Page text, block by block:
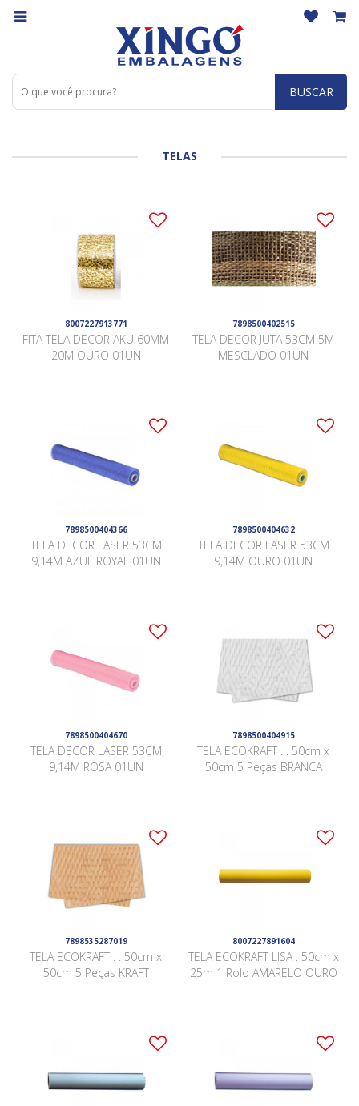
BUSCAR
TELAS
8007227913771
FITA TELA DECOR AKU 60MM
20M OURO 01UN
7898500402515
TELA DECOR JUTA 53CM 5M
MESCLADO 01UN
7898500404366
TELA DECOR LASER 53CM
9,14M AZUL ROYAL 01UN
7898500404632
TELA DECOR LASER 53CM
9,14M OURO 01UN
7898500404670
TELA DECOR LASER 53CM
9,14M ROSA 01UN
7898500404915
TELA ECOKRAFT . . 50cm x
50cm 5 Peças BRANCA
7898535287019
TELA ECOKRAFT . . 50cm x
50cm 5 Peças KRAFT
8007227891604
TELA ECOKRAFT LISA . 50cm x
25m 1 Rolo AMARELO OURO